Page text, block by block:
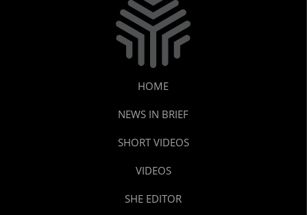
HOME
NEWS IN BRIEF
SHORT VIDEOS
VIDEOS
SHE EDITOR